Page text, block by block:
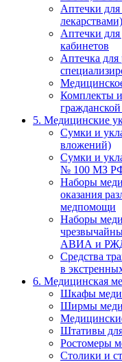
Аптечки для
лекарствами)
Аптечки
кабинетов
Аптечка для
Комплекты
5. Медицинские
Сумки и
вложений)
Сумки и
№ 100 МЗ
Наборы
оказания
медпомощи
Наборы
АВИА и
Средства
в
6. Медицинская
Шкафы
Ширмы
Штативы
Ростомеры
Столики и